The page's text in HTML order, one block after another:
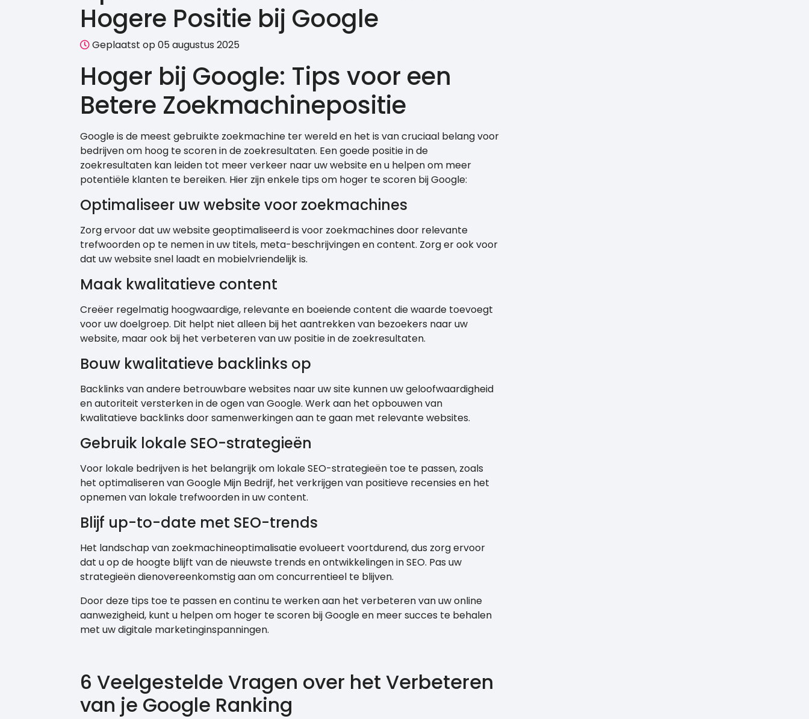
Hogere Positie bij Google
Geplaatst op 05 augustus 2025
Hoger bij Google: Tips voor een
Betere Zoekmachinepositie
Google is de meest gebruikte zoekmachine ter wereld en het is van cruciaal belang voor
bedrijven om hoog te scoren in de zoekresultaten. Een goede positie in de
zoekresultaten kan leiden tot meer verkeer naar uw website en u helpen om meer
potentiële klanten te bereiken. Hier zijn enkele tips om hoger te scoren bij Google:
Optimaliseer uw website voor zoekmachines
Zorg ervoor dat uw website geoptimaliseerd is voor zoekmachines door relevante
trefwoorden op te nemen in uw titels, meta-beschrijvingen en content. Zorg er ook voor
dat uw website snel laadt en mobielvriendelijk is.
Maak kwalitatieve content
Creëer regelmatig hoogwaardige, relevante en boeiende content die waarde toevoegt
voor uw doelgroep. Dit helpt niet alleen bij het aantrekken van bezoekers naar uw
website, maar ook bij het verbeteren van uw positie in de zoekresultaten.
Bouw kwalitatieve backlinks op
Backlinks van andere betrouwbare websites naar uw site kunnen uw geloofwaardigheid
en autoriteit versterken in de ogen van Google. Werk aan het opbouwen van
kwalitatieve backlinks door samenwerkingen aan te gaan met relevante websites.
Gebruik lokale SEO-strategieën
Voor lokale bedrijven is het belangrijk om lokale SEO-strategieën toe te passen, zoals
het optimaliseren van Google Mijn Bedrijf, het verkrijgen van positieve recensies en het
opnemen van lokale trefwoorden in uw content.
Blijf up-to-date met SEO-trends
Het landschap van zoekmachineoptimalisatie evolueert voortdurend, dus zorg ervoor
dat u op de hoogte blijft van de nieuwste trends en ontwikkelingen in SEO. Pas uw
strategieën dienovereenkomstig aan om concurrentieel te blijven.
Door deze tips toe te passen en continu te werken aan het verbeteren van uw online
aanwezigheid, kunt u helpen om hoger te scoren bij Google en meer succes te behalen
met uw digitale marketinginspanningen.
6 Veelgestelde Vragen over het Verbeteren
van je Google Ranking